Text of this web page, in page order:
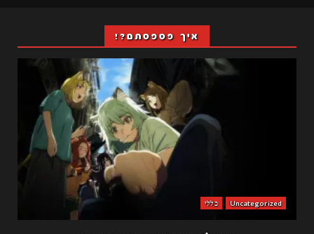
איך פספסתם?!
Uncategorized כללי